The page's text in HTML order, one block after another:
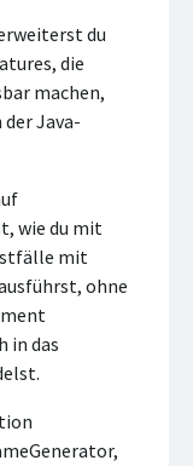
du
die
machen,
Java-
wie du mit
mit
ohne
in das